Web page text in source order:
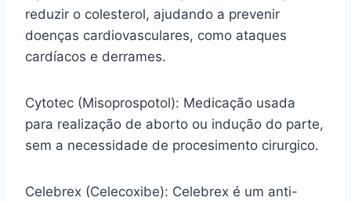
reduzir o colesterol, ajudando a prevenir
doenças cardiovasculares, como ataques
cardíacos e derrames.
Cytotec (Misoprospotol): Medicação usada
para realização de aborto ou indução do parte,
sem a necessidade de procesimento cirurgico.
Celebrex (Celecoxibe): Celebrex é um anti-